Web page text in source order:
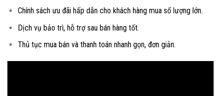
Chính sách ưu đãi hấp dẫn cho khách hàng mua số lượng lớn.
Dịch vụ bảo trì, hỗ trợ sau bán hàng tốt.
Thủ tục mua bán và thanh toán nhanh gọn, đơn giản.